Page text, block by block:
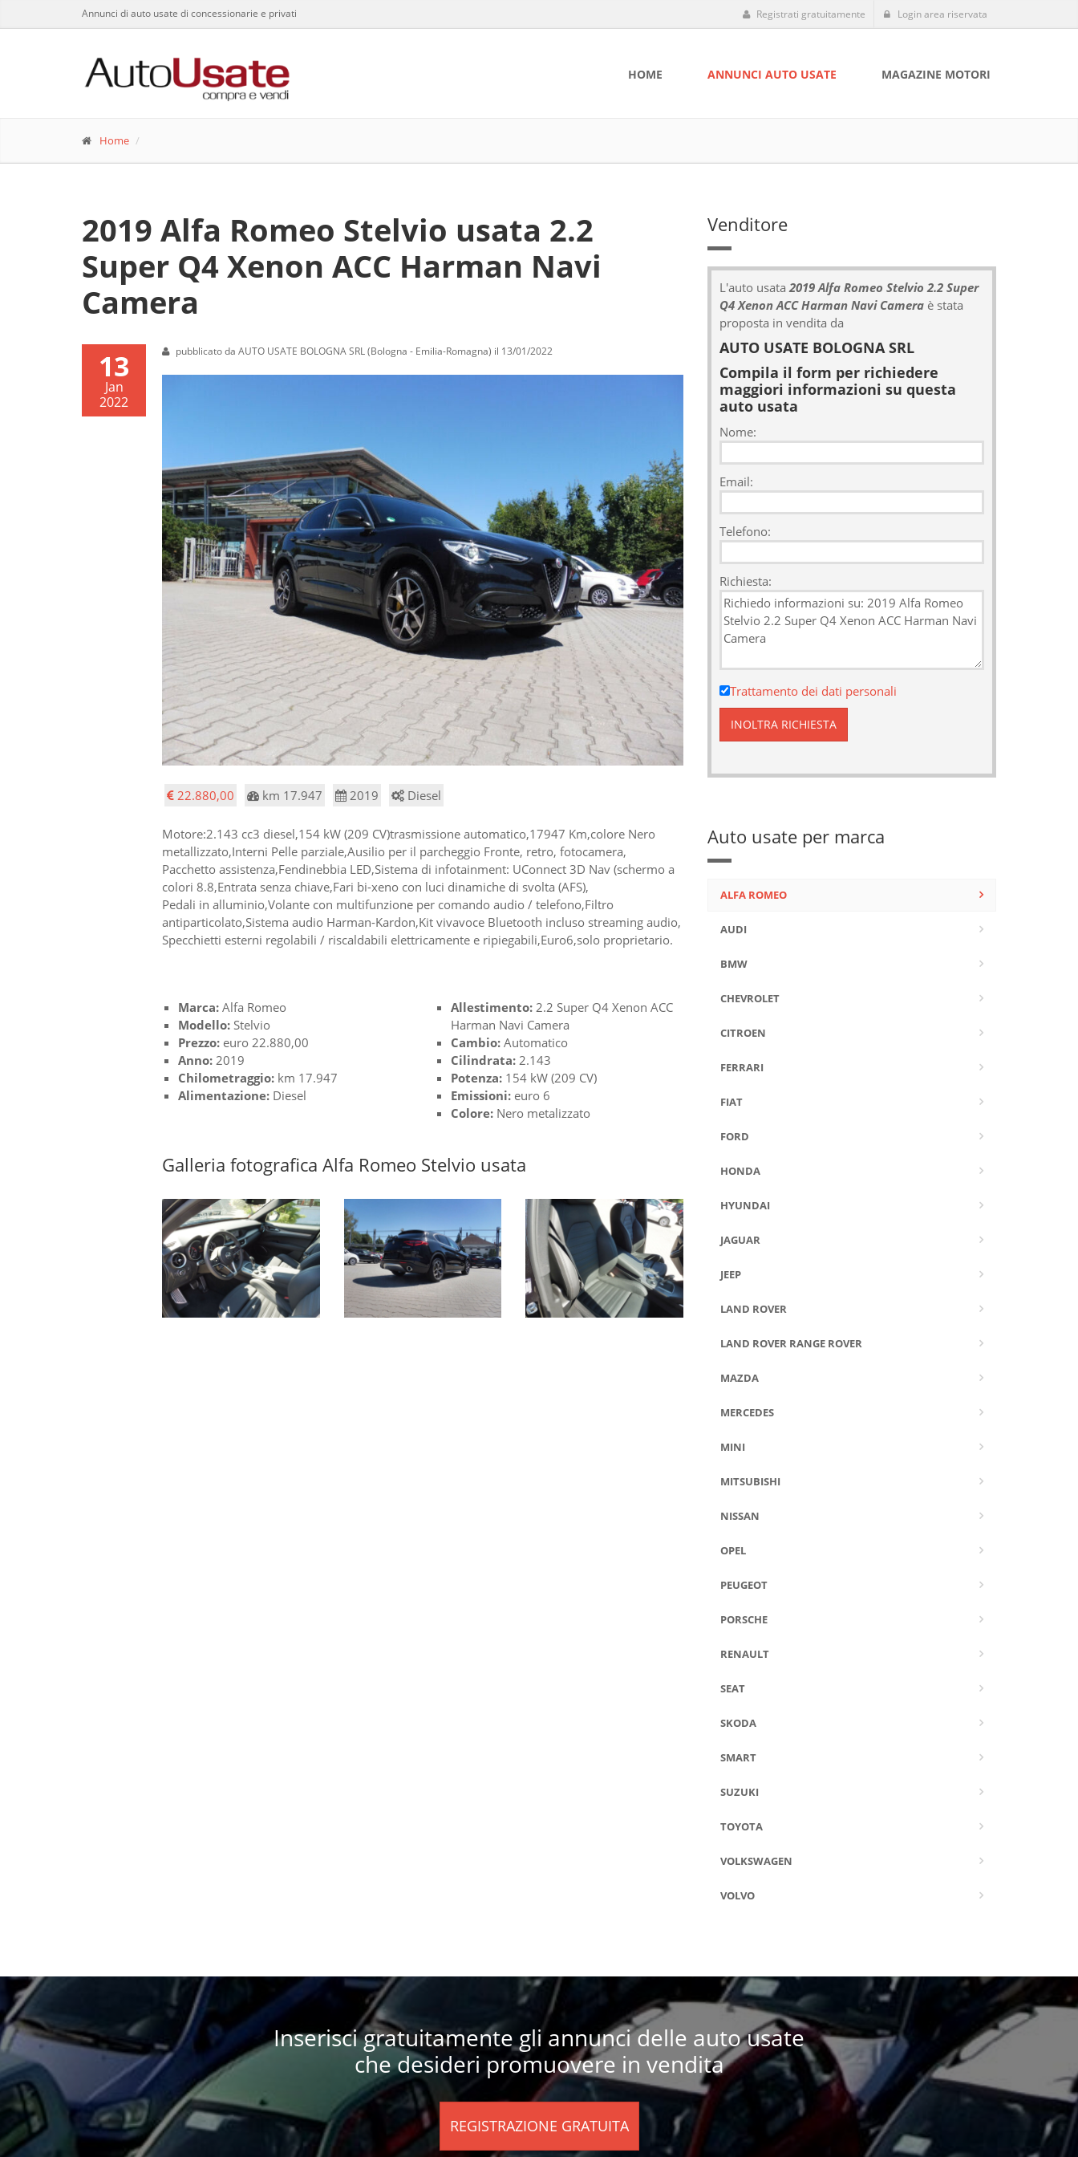
Annunci di auto usate di concessionarie e privati Registrati gratuitamente Login area riservata
HOME ANNUNCI AUTO USATE MAGAZINE MOTORI
Home
2019 Alfa Romeo Stelvio usata 2.2
Super Q4 Xenon ACC Harman Navi
Camera
13
Jan
2022
pubblicato da AUTO USATE BOLOGNA SRL (Bologna - Emilia-Romagna) il 13/01/2022
22.880,00 km 17.947 2019 Diesel
Motore:2.143 cc3 diesel,154 kW (209 CV)trasmissione automatico,17947 Km,colore Nero
metallizzato,Interni Pelle parziale,Ausilio per il parcheggio Fronte, retro, fotocamera,
Pacchetto assistenza,Fendinebbia LED,Sistema di infotainment: UConnect 3D Nav (schermo a
colori 8.8,Entrata senza chiave,Fari bi-xeno con luci dinamiche di svolta (AFS),
Pedali in alluminio,Volante con multifunzione per comando audio / telefono,Filtro
antiparticolato,Sistema audio Harman-Kardon,Kit vivavoce Bluetooth incluso streaming audio,
Specchietti esterni regolabili / riscaldabili elettricamente e ripiegabili,Euro6,solo proprietario.
Marca: Alfa Romeo
Modello: Stelvio
Prezzo: euro 22.880,00
Anno: 2019
Chilometraggio: km 17.947
Alimentazione: Diesel
Allestimento: 2.2 Super Q4 Xenon ACC
Harman Navi Camera
Cambio: Automatico
Cilindrata: 2.143
Potenza: 154 kW (209 CV)
Emissioni: euro 6
Colore: Nero metalizzato
Galleria fotografica Alfa Romeo Stelvio usata
Venditore
L'auto usata 2019 Alfa Romeo Stelvio 2.2 Super
Q4 Xenon ACC Harman Navi Camera è stata
proposta in vendita da
AUTO USATE BOLOGNA SRL
Compila il form per richiedere
maggiori informazioni su questa
auto usata
Nome:
Email:
Telefono:
Richiesta:
Trattamento dei dati personali
Auto usate per marca
ALFA ROMEO
AUDI
BMW
CHEVROLET
CITROEN
FERRARI
FIAT
FORD
HONDA
HYUNDAI
JAGUAR
JEEP
LAND ROVER
LAND ROVER RANGE ROVER
MAZDA
MERCEDES
MINI
MITSUBISHI
NISSAN
OPEL
PEUGEOT
PORSCHE
RENAULT
SEAT
SKODA
SMART
SUZUKI
TOYOTA
VOLKSWAGEN
VOLVO
Inserisci gratuitamente gli annunci delle auto usate
che desideri promuovere in vendita
REGISTRAZIONE GRATUITA